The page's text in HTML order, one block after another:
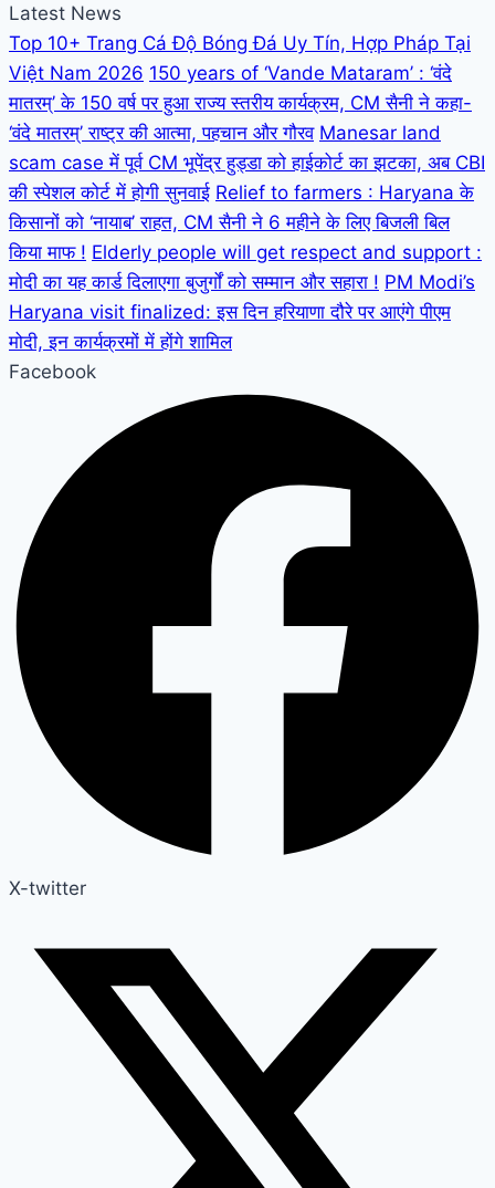
Latest News
Top 10+ Trang Cá Độ Bóng Đá Uy Tín, Hợp Pháp Tại
Việt Nam 2026 150 years of ‘Vande Mataram’ : ‘वंदे
मातरम्’ के 150 वर्ष पर हुआ राज्य स्तरीय कार्यक्रम, CM सैनी ने कहा-
‘वंदे मातरम्’ राष्ट्र की आत्मा, पहचान और गौरव Manesar land
scam case में पूर्व CM भूपेंद्र हुड्डा को हाईकोर्ट का झटका, अब CBI
की स्पेशल कोर्ट में होगी सुनवाई Relief to farmers : Haryana के
किसानों को ‘नायाब’ राहत, CM सैनी ने 6 महीने के लिए बिजली बिल
किया माफ ! Elderly people will get respect and support :
मोदी का यह कार्ड दिलाएगा बुजुर्गों को सम्मान और सहारा ! PM Modi’s
Haryana visit finalized: इस दिन हरियाणा दौरे पर आएंगे पीएम
मोदी, इन कार्यक्रमों में होंगे शामिल
Facebook
X-twitter